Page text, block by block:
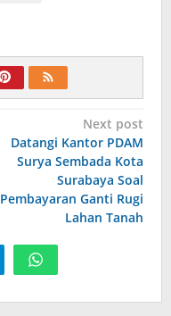
Next post
Datangi Kantor PDAM
Surya Sembada Kota
Surabaya Soal
Pembayaran Ganti Rugi
Lahan Tanah